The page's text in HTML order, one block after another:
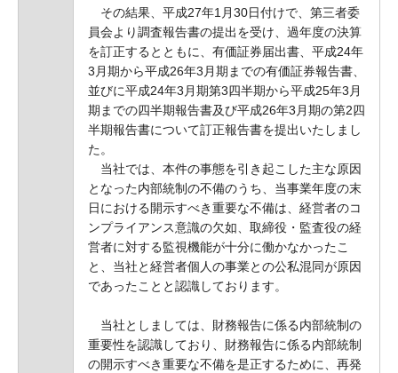
その結果、平成27年1月30日付けで、第三者委
員会より調査報告書の提出を受け、過年度の決算
を訂正するとともに、有価証券届出書、平成24年
3月期から平成26年3月期までの有価証券報告書、
並びに平成24年3月期第3四半期から平成25年3月
期までの四半期報告書及び平成26年3月期の第2四
半期報告書について訂正報告書を提出いたしまし
た。
当社では、本件の事態を引き起こした主な原因
となった内部統制の不備のうち、当事業年度の末
日における開示すべき重要な不備は、経営者のコ
ンプライアンス意識の欠如、取締役・監査役の経
営者に対する監視機能が十分に働かなかったこ
と、当社と経営者個人の事業との公私混同が原因
であったことと認識しております。
当社としましては、財務報告に係る内部統制の
重要性を認識しており、財務報告に係る内部統制
の開示すべき重要な不備を是正するために、再発